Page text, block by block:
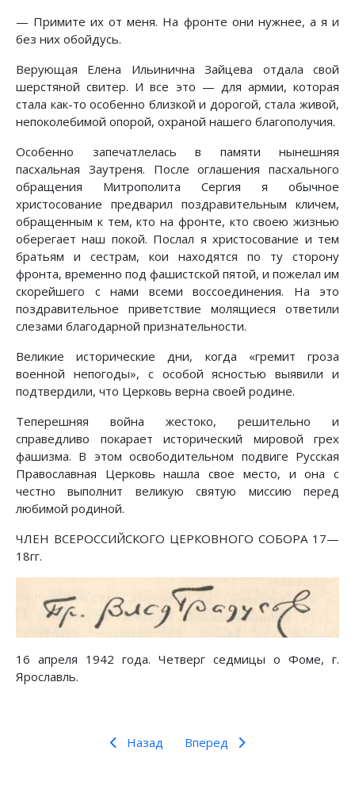
— Примите их от меня. На фронте они нужнее, а я и
без них обойдусь.
Верующая Елена Ильинична Зайцева отдала свой
шерстяной свитер. И все это — для армии, которая
стала как-то особенно близкой и дорогой, стала живой,
непоколебимой опорой, охраной нашего благополучия.
Особенно запечатлелась в памяти нынешняя
пасхальная Заутреня. После оглашения пасхального
обращения Митрополита Сергия я обычное
христосование предварил поздравительным кличем,
обращенным к тем, кто на фронте, кто своею жизнью
оберегает наш покой. Послал я христосование и тем
братьям и сестрам, кои находятся по ту сторону
фронта, временно под фашистской пятой, и пожелал им
скорейшего с нами всеми воссоединения. На это
поздравительное приветствие молящиеся ответили
слезами благодарной признательности.
Великие исторические дни, когда «гремит гроза
военной непогоды», с особой ясностью выявили и
подтвердили, что Церковь верна своей родине.
Теперешняя война жестоко, решительно и
справедливо покарает исторический мировой грех
фашизма. В этом освободительном подвиге Русская
Православная Церковь нашла свое место, и она с
честно выполнит великую святую миссию перед
любимой родиной.
ЧЛЕН ВСЕРОССИЙСКОГО ЦЕРКОВНОГО СОБОРА 17—
18гг.
16 апреля 1942 года. Четверг седмицы о Фоме, г.
Ярославль.
Назад Вперед